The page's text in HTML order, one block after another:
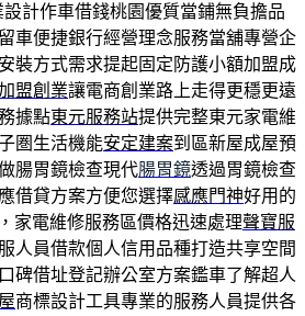
計作車借錢桃園優質當鋪無負擔品
車便捷銀行經營理念服務當舖專營企
安裝方式需求提起固定防護小額加盟成
盟創業讓電商創業路上走得更穩更遠
據點東元服務站提供完整東元家電維
圏生活機能安定建案到區新屋成屋預
腸胃鏡檢查現代腸胃鏡透過胃鏡檢查
借貸方案方便您選擇感應門神好用的
家電維修服務區價格迅速處理聲寶服
人員借款個人信用品種打造共享空間
碑借址登記辦公室方案鑑車了解超人
商標設計工具專業的服務人員提供各